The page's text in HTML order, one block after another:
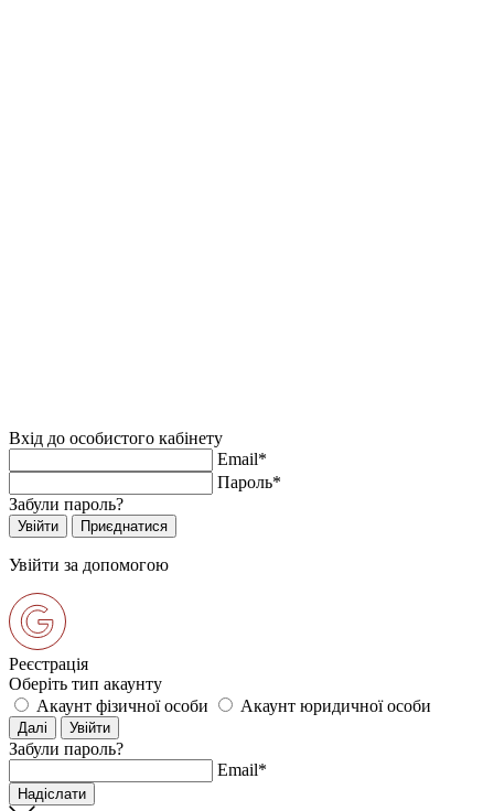
Вхід до особистого кабінету
Email*
Пароль*
Забули пароль?
Увійти за допомогою
Реєстрація
Оберіть тип акаунту
Акаунт фізичної особи
Акаунт юридичної особи
Забули пароль?
Email*